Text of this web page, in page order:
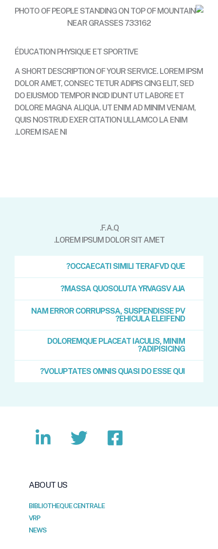
ÉDUCATION PHYSIQUE ET SPORTIVE
A SHORT DESCRIPTION OF YOUR SERVICE. LOREM IPSM
DOLOR AMET, CONSEC TETUR ADIPIS CING ELIT, SED
DO EIUSMOD TEMPOR INCID IDUNT UT LABORE ET
DOLORE MAGNA ALIQUA. UT ENIM AD MINIM VENIAM,
QUIS NOSTRUD EXER CITATION ULLAMCO LA ENIM
LOREM ISAE NI.
F.A.Q.
LOREM IPSUM DOLOR SIT AMET.
OCCAECATI SIMILI TERAFVD QUE?
MASSA QUOSOLUTA YRVAGSV AJA?
NAM ERROR CORRUPSSA, SUSPENDISSE PV
EHICULA ELEIFEND?
DOLOREMQUE PLACEAT IACULIS, MINIM
ADIPISICING?
VOLUPTATES OMNIS QUASI DO ESSE QUI?
ABOUT US
BIBLIOTHEQUE CENTRALE
VRP
NEWS